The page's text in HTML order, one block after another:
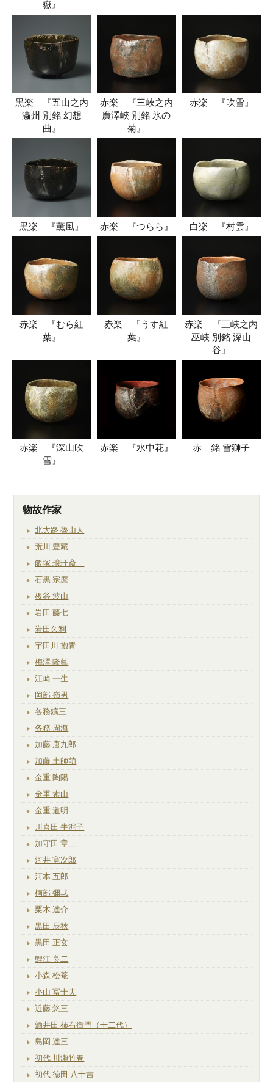
嶽』
黒楽 『五山之内
瀛州 別銘 幻想
曲』
赤楽 『三峽之内
廣澤峽 別銘 氷の
菊』
赤楽 『吹雪』
黒楽 『薫風』 赤楽 『つらら』 白楽 『村雲』
赤楽 『むら紅
葉』
赤楽 『うす紅
葉』
赤楽 『三峽之内
巫峽 別銘 深山
谷』
赤楽 『深山吹
雪』
赤楽 『水中花』 赤 銘 雪獅子
物故作家
北大路 魯山人
荒川 豊藏
飯塚 琅玕斎
石黒 宗麿
板谷 波山
岩田 藤七
岩田久利
宇田川 抱青
梅澤 隆眞
江崎 一生
岡部 嶺男
各務鑛三
各務 周海
加藤 唐九郎
加藤 土師萌
金重 陶陽
金重 素山
金重 道明
川喜田 半泥子
加守田 章二
河井 寛次郎
河本 五郎
楠部 彌弌
栗木 達介
黒田 辰秋
黒田 正玄
鯉江 良二
小森 松菴
小山 冨士夫
近藤 悠三
酒井田 柿右衛門（十二代）
島岡 達三
初代 川瀬竹春
初代 徳田 八十吉